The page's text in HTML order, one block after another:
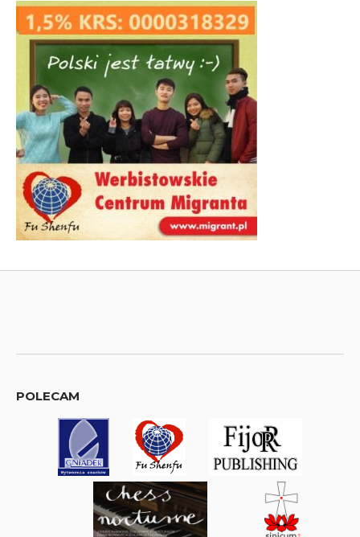
POLECAM